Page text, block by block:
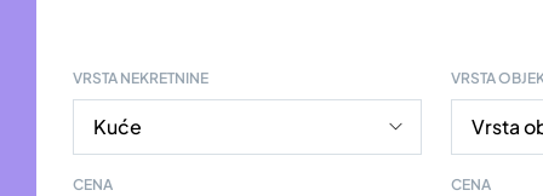
VRSTA NEKRETNINE VRSTA
CENA CENA